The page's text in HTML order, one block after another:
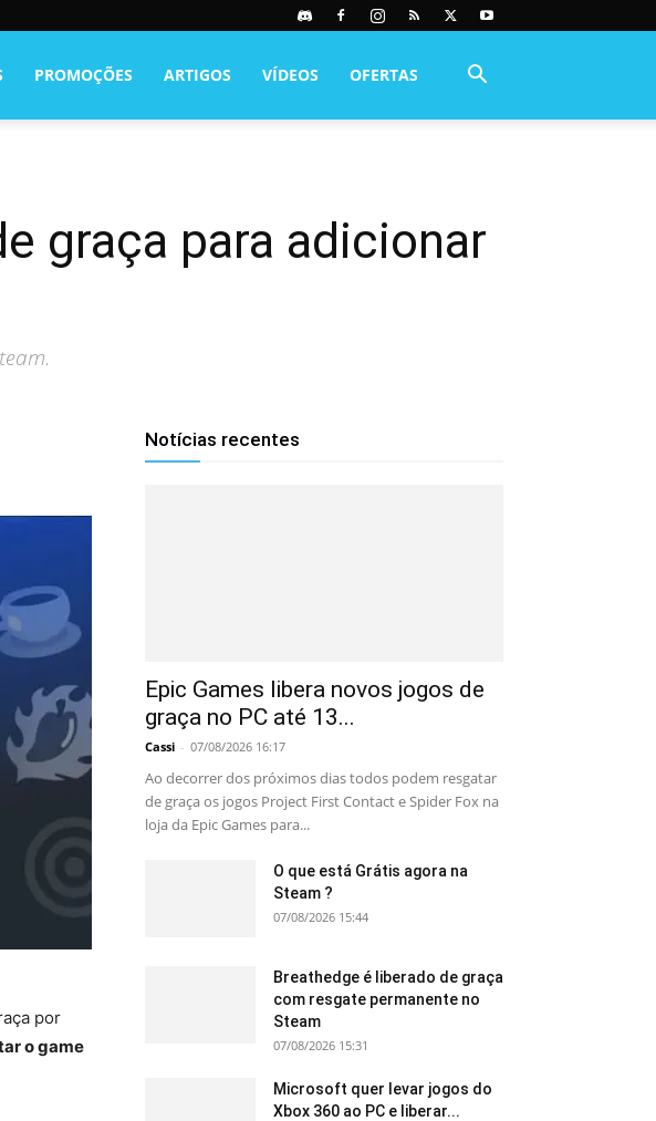
PROMOÇÕES ARTIGOS VÍDEOS OFERTAS
graça para adicionar
por
o game
Notícias recentes
Epic Games libera novos jogos de
graça no PC até 13...
Cassi - 07/08/2026 16:17
Ao decorrer dos próximos dias todos podem resgatar
de graça os jogos Project First Contact e Spider Fox na
loja da Epic Games para...
O que está Grátis agora na
Steam ?
07/08/2026 15:44
Breathedge é liberado de graça
com resgate permanente no
Steam
07/08/2026 15:31
Microsoft quer levar jogos do
Xbox 360 ao PC e liberar...